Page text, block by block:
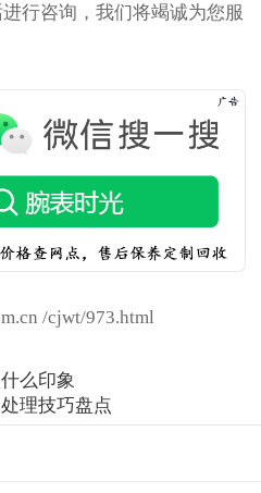
行咨询，我们将竭诚为您服
/cjwt/973.html
么印象
理技巧盘点